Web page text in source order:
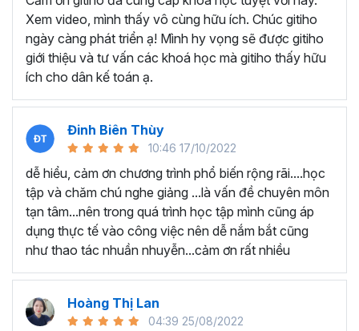
Học nhanh nhưng nhớ lâu bởi luôn có các bài tập
thực hành kèm với lý thuyết.
Các video bài giảng được xây dựng dựa trên các
chủ đề cụ thể, đồng thời chú trọng tối đa đến tính
ứng dụng cao. Đặc biệt, bộ videocác thủ thuật
khác, phù hợp với tất cả mọi đối tượng muốn tỏa
sáng nơi công sở với thủ thuật Excel nâng cao thông
minh và tạo kết quả bất ngờ trong công việc.
Bạn sẽ tự tin xử lý được mọi việc trên các công cụ
Excel một cách chuyên nghiệp giúp đẩy nhân được
tiến độ công việc, nâng cao hiệu suất làm việc lên
tới 5 lần.
Đặc biệt khiđăng ký khóa học EXG02học viên sẽ có cơ
hội nhận ưu đãi sở hữu trọn đời chỉ với
tác đăng ký khá đơn giản, bạn chỉ cần nhấn vào ĐĂNG
Xem video, mình thấy vô cùng hữu ích. Chúc gitiho
ngày càng phát triển ạ! Mình hy vọng sẽ được gitiho
giới thiệu và tư vấn các khoá học mà gitiho thấy hữu
ích cho dân kế toán ạ.
Đinh Biên Thùy
10:46 17/10/2022
dễ hiểu, cảm ơn chương trình phổ biến rộng rãi....học
tập và chăm chú nghe giảng ...là vấn đề chuyên môn
tạn tâm...nên trong quá trình học tập mình cũng áp
dụng thực tế vào công việc nên dễ nắm bắt cũng
như thao tác nhuần nhuyễn...cảm ơn rất nhiều
Hoàng Thị Lan
04:39 25/08/2022